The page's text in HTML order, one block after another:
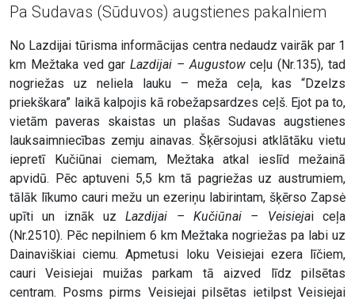
Pa Sudavas (Sūduvos) augstienes pakalniem
No Lazdijai tūrisma informācijas centra nedaudz vairāk par 1
km Mežtaka ved garLazdijai – Augustowceļu (Nr.135), tad
nogriežas uz neliela lauku – meža ceļa, kas “Dzelzs
priekškara” laikā kalpojis kā robežapsardzes ceļš. Ejot pa to,
vietām paveras skaistas un plašas Sudavas augstienes
lauksaimniecības zemju ainavas. Šķērsojusi atklātāku vietu
iepretī Kučiūnai ciemam, Mežtaka atkal ieslīd mežainā
apvidū. Pēc aptuveni 5,5 km tā pagriežas uz austrumiem,
tālāk līkumo cauri mežu un ezeriņu labirintam, šķērso Zapsė
upīti un iznāk uzLazdijai – Kučiūnai – Veisiejai ceļa
(Nr.2510). Pēc nepilniem 6 km Mežtaka nogriežas pa labi uz
Dainaviškiai ciemu. Apmetusi loku Veisiejai ezera līčiem,
cauri Veisiejai muižas parkam tā aizved līdz pilsētas
centram. Posms pirms Veisiejai pilsētas ietilpst Veisiejai